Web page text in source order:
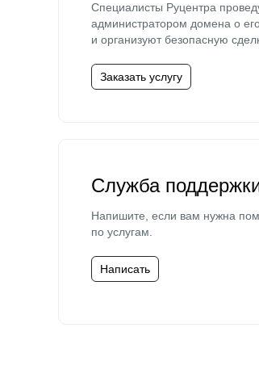
Специалисты Руцентра
администратором домена о
и организуют безопасную
Заказать услугу
Служба
Напишите, если вам нужна
по услугам.
Написать